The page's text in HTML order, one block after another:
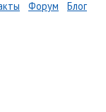
Форум Блог